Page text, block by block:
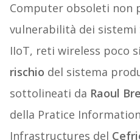
Computer obsoleti non
vulnerabilità dei sistemi
IIoT, reti wireless poco
rischio del sistema
sottolineati da Raoul
della Pratice
Infrastructures del